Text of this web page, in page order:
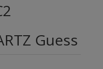
Guess